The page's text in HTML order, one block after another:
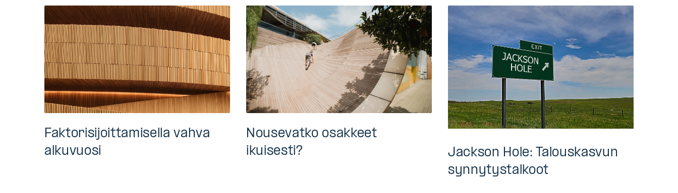
Faktorisijoittamisella vahva
alkuvuosi
Nousevatko osakkeet
ikuisesti?
Jackson Hole: Talouskasvun
synnytystalkoot